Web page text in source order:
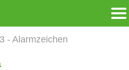
- Alarmzeichen